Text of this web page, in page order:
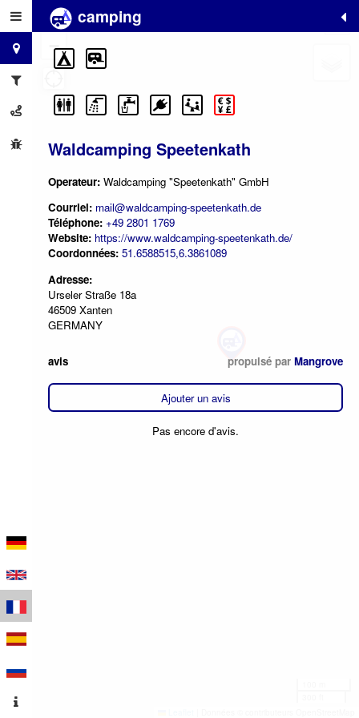
camping
Waldcamping Speetenkath
Operateur: Waldcamping "Speetenkath" GmbH
Courriel: mail@waldcamping-speetenkath.de
Téléphone: +49 2801 1769
Website: https://www.waldcamping-speetenkath.de/
Coordonnées: 51.6588515,6.3861089
Adresse:
Urseler Straße 18a
46509 Xanten
GERMANY
avis propulsé par Mangrove
Ajouter un avis
Pas encore d'avis.
+
−